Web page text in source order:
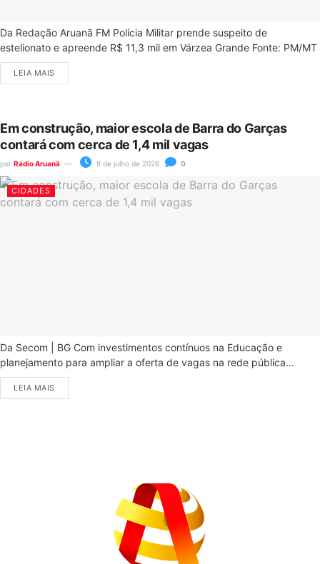
Da Redação Aruanã FM Polícia Militar prende suspeito de
estelionato e apreende R$ 11,3 mil em Várzea Grande Fonte: PM/MT
LEIA MAIS
Em construção, maior escola de Barra do Garças
contará com cerca de 1,4 mil vagas
por Rádio Aruanã 8 de julho de 2026 0
CIDADES
Da Secom | BG Com investimentos contínuos na Educação e
planejamento para ampliar a oferta de vagas na rede pública...
LEIA MAIS